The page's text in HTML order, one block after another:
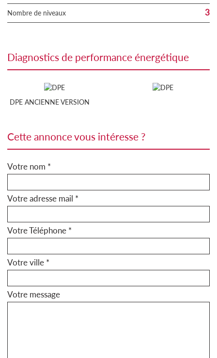
Nombre de niveaux 3
diagnostics de performance énergétique
DPE ANCIENNE VERSION
cette annonce vous intéresse ?
Votre nom *
Votre adresse mail *
Votre Téléphone *
Votre ville *
Votre message